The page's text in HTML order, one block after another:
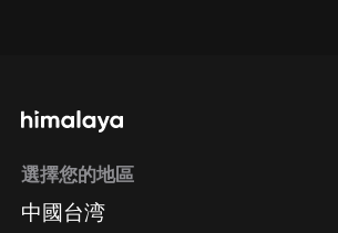
方法 Google Play取消訂閱方法
選擇您的地區
中國台湾